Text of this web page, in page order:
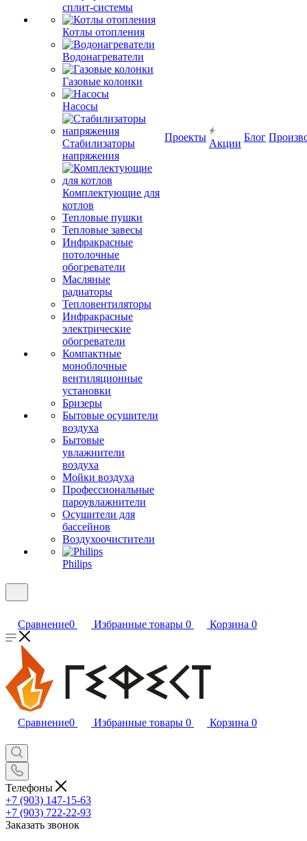
сплит-системы
Котлы отопления
Водонагреватели
Газовые колонки
Насосы
Стабилизаторы
напряжения
Комплектующие для
котлов
Тепловые пушки
Тепловые завесы
Инфракрасные
потолочные
обогреватели
Масляные
радиаторы
Тепловентиляторы
Инфракрасные
электрические
обогреватели
Компактные
моноблочные
вентиляционные
установки
Бризеры
Бытовые осушители
воздуха
Бытовые
увлажнители
воздуха
Мойки воздуха
Профессиональные
пароувлажнители
Осушители для
бассейнов
Воздухоочистители
Philips
Проекты
Акции
Блог
Сравнение0 Избранные товары 0 Корзина 0
Сравнение0 Избранные товары 0 Корзина 0
Телефоны
+7 (903) 147-15-63
+7 (903) 722-22-93
Заказать звонок